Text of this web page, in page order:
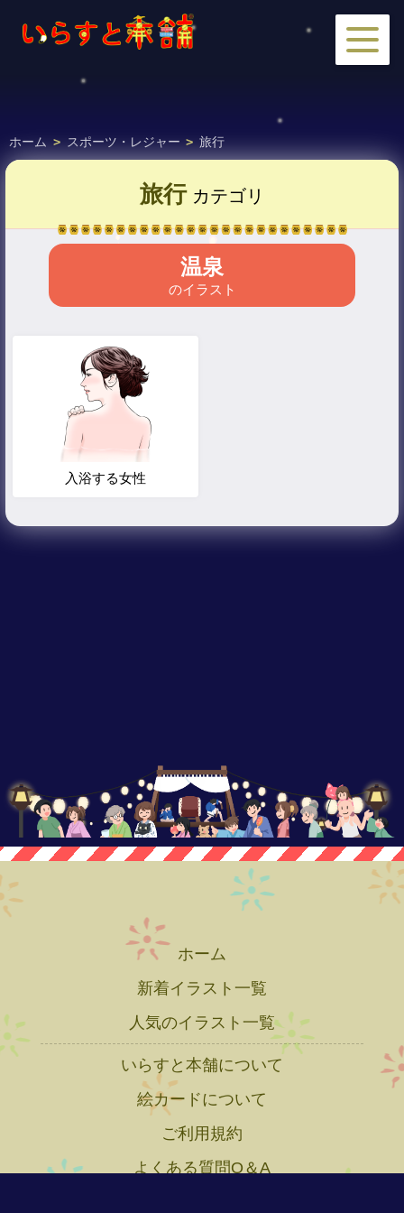
ホーム > スポーツ・レジャー > 旅行
旅行カテゴリ
温泉
のイラスト
入浴する女性
ホーム
新着イラスト一覧
人気のイラスト一覧
いらすと本舗について
絵カードについて
ご利用規約
よくある質問Q＆A